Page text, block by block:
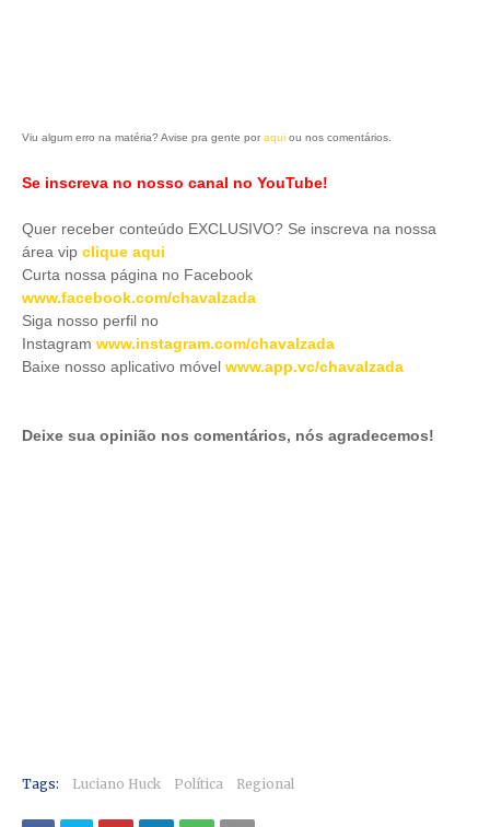
Viu algum erro na matéria? Avise pra gente por aqui ou nos comentários.
Se inscreva no nosso canal no YouTube!
Quer receber conteúdo EXCLUSIVO? Se inscreva na nossa
área vip clique aqui
Curta nossa página no Facebook
www.facebook.com/chavalzada
Siga nosso perfil no
Instagram www.instagram.com/chavalzada
Baixe nosso aplicativo móvel www.app.vc/chavalzada
Deixe sua opinião nos comentários, nós agradecemos!
Tags: Luciano Huck Política Regional